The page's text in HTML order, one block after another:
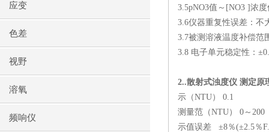
应变
色差
视野
溶氧
频响仪
3.5pNO3值～ [NO3 ]浓度
3.6仪器重复性误差：不
3.7被测溶液温度补偿范
3.8 电子单元稳定性：±
2..散射式浊度仪 测定原
示（NTU）
0.1
测量范（NTU） 0 ～ 200
示值误差
±8％(±2.5％